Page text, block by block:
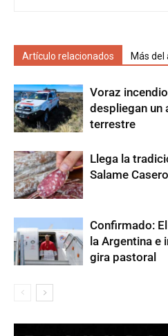
Artículo relacionados Más del
Voraz
despliegan un
terrestre
Llega la
Salame
Confirmado:
la Argentina e
gira pastoral